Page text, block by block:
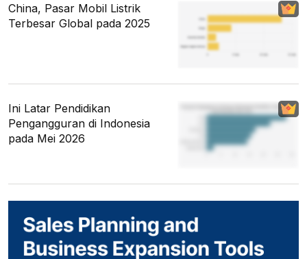
China, Pasar Mobil Listrik
Terbesar Global pada 2025
Ini Latar Pendidikan
Pengangguran di Indonesia
pada Mei 2026